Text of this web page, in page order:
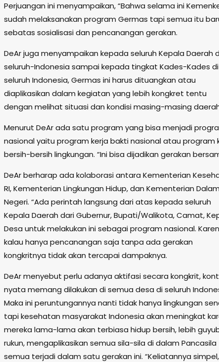
Perjuangan ini menyampaikan, “Bahwa selama ini
sudah melaksanakan program Germas tapi semua itu
sebatas sosialisasi dan pencanangan gerakan.
DeAr juga menyampaikan kepada seluruh Kepala Daerah
seluruh-Indonesia sampai kepada tingkat Kades-Kades di
seluruh Indonesia, Germas ini harus dituangkan atau
diaplikasikan dalam kegiatan yang lebih kongkret tentu
dengan melihat situasi dan kondisi masing-masing
Menurut DeAr ada satu program yang bisa menjadi
nasional yaitu program kerja bakti nasional atau program
bersih-bersih lingkungan. “Ini bisa dijadikan gerakan
DeAr berharap ada kolaborasi antara Kementerian
RI, Kementerian Lingkungan Hidup, dan Kementerian Dalam
Negeri. “Ada perintah langsung dari atas kepada seluruh
Kepala Daerah dari Gubernur, Bupati/Walikota, Camat,
Desa untuk melakukan ini sebagai program nasional.
kalau hanya pencanangan saja tanpa ada gerakan
kongkritnya tidak akan tercapai dampaknya.
DeAr menyebut perlu adanya aktifasi secara kongkrit,
nyata memang dilakukan di semua desa di seluruh
Maka ini peruntungannya nanti tidak hanya lingkungan
tapi kesehatan masyarakat Indonesia akan meningkat
mereka lama-lama akan terbiasa hidup bersih, lebih
rukun, mengaplikasikan semua sila-sila di dalam Pancasila
semua terjadi dalam satu gerakan ini. “Keliatannya simpel,